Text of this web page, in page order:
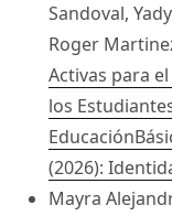
Sandoval,
Roger
Activas para
los
(2026):
Mayra